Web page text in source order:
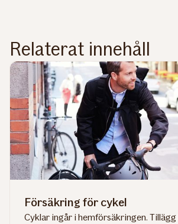
Relaterat innehåll
Försäkring för cykel
Cyklar ingår i hemförsäkringen.